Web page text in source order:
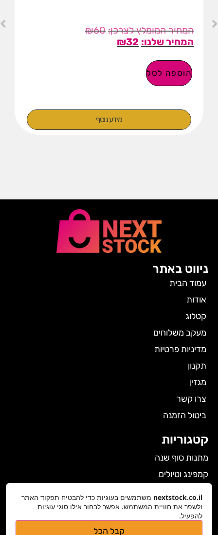
₪60
₪32
הוספה לסל
מידע נוסף
ניווט באתר
עמוד הבית
אודות
קטלוג
מעקב משלוחים
מדיניות פרטיות
תקנון
מגזין
צרו קשר
ביטול הזמנה
קטגוריות
מתנות סוף שנה
קמפינג וטיולים
גאדג'טים
nextstock.co.il משתמשים בעוגיות כדי להבטיח תפקוד האתר
ולשפר את חוויית המשתמש. אפשר לבחור אילו סוגי עוגיות
להפעיל.
קבל הכל